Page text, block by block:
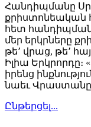
Հանդիպմանը
քրիստոնեական
հետ
մեր երկրները
թե՚ վրաց, թե՚
Իլիա
իրենց
նաեւ
Ընթերցել...